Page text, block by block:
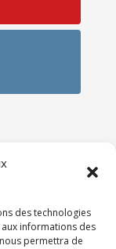
des technologies
informations des
permettra de